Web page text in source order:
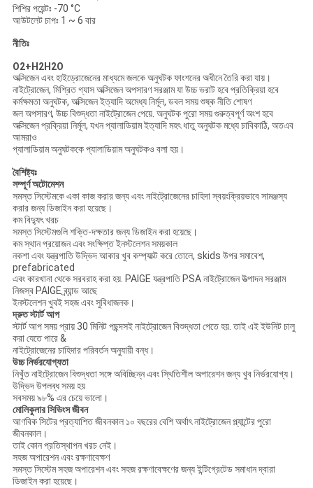
শিশির পয়েন্টঃ -70 °C
আউটলেট চাপঃ 1 ~ 6 বার
নীতিঃ
O2+H2H2O
অক্সিজেন এবং হাইড্রোজেনের মাধ্যমে জলকে অনুঘটক ফাংশনের অধীনে তৈরি করা যায়।
নাইট্রোজেন, মিশ্রিত গ্যাস অক্সিজেন অপসারণ সরঞ্জাম যা উচ্চ ভরাট হবে প্রতিক্রিয়া হবে
কর্মক্ষমতা অনুঘটক, অক্সিজেন ইত্যাদি অমেধ্য নির্মূল, ডবল সময় শুষ্ক নীতি শোষণ
জল অপসারণ, উচ্চ বিশুদ্ধতা নাইট্রোজেন পেয়ে. অনুঘটক পুরো সময় গুরুত্বপূর্ণ অংশ হবে
অক্সিজেন প্রক্রিয়া নির্মূল, যখন প্যালাডিয়াম ইত্যাদি মহৎ ধাতু অনুঘটক মধ্যে চাবিকাঠি, অতএব
আমরাও
প্যালাডিয়াম অনুঘটককে প্যালাডিয়াম অনুঘটকও বলা হয়।
বৈশিষ্ট্যঃ
সম্পূর্ণ অটোমেশন
সমস্ত সিস্টেমকে একা কাজ করার জন্য এবং নাইট্রোজেনের চাহিদা স্বয়ংক্রিয়ভাবে সামঞ্জস্য
করার জন্য ডিজাইন করা হয়েছে।
কম বিদ্যুৎ খরচ
সমস্ত সিস্টেমগুলি শক্তি-দক্ষতার জন্য ডিজাইন করা হয়েছে।
কম স্থান প্রয়োজন এবং সংক্ষিপ্ত ইনস্টলেশন সময়কাল
নকশা এবং যন্ত্রপাতি উদ্ভিদ আকার খুব কম্প্যাক্ট করে তোলে, skids উপর সমাবেশ,
prefabricated
এবং কারখানা থেকে সরবরাহ করা হয়. PAIGE যন্ত্রপাতি PSA নাইট্রোজেন উত্পাদন সরঞ্জাম
নিজস্ব PAIGE ব্র্যান্ড আছে
ইনস্টলেশন খুবই সহজ এবং সুবিধাজনক।
দ্রুত স্টার্ট আপ
স্টার্ট আপ সময় প্রায় 30 মিনিট পছন্দসই নাইট্রোজেন বিশুদ্ধতা পেতে হয়. তাই এই ইউনিট চালু
করা যেতে পারে &
নাইট্রোজেনের চাহিদার পরিবর্তন অনুযায়ী বন্ধ।
উচ্চ নির্ভরযোগ্যতা
নিখুঁত নাইট্রোজেন বিশুদ্ধতা সঙ্গে অবিচ্ছিন্ন এবং স্থিতিশীল অপারেশন জন্য খুব নির্ভরযোগ্য।
উদ্ভিদ উপলব্ধ সময় হয়
সবসময় ৯৮% এর চেয়ে ভালো।
মোলিকুলার সিভিংস জীবন
আণবিক সিটের প্রত্যাশিত জীবনকাল ১০ বছরের বেশি অর্থাৎ নাইট্রোজেন প্ল্যান্টের পুরো
জীবনকাল।
তাই কোন প্রতিস্থাপন খরচ নেই।
সহজ অপারেশন এবং রক্ষণাবেক্ষণ
সমস্ত সিস্টেম সহজ অপারেশন এবং সহজ রক্ষণাবেক্ষণের জন্য ইন্টিগ্রেটেড সমাধান দ্বারা
ডিজাইন করা হয়েছে।